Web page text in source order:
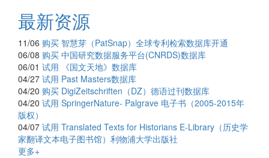
最新资源
11/06 购买 智慧芽（PatSnap）全球专利检索数据库开通
06/08 购买 中国研究数据服务平台(CNRDS)数据库
06/01 试用
《国文天地》数据库
04/27 试用 Past Masters数据库
04/20 购买 DigiZeitschriften（DZ）德语过刊数据库
04/20 试用 SpringerNature- Palgrave 电子书（2005-2015年
版权）
04/07 试用 Translated Texts for Historians E-Library（历史学
家翻译文本电子图书馆）利物浦大学出版社
更多+